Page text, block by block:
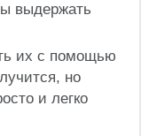
выдержать
их с помощью
но
и легко